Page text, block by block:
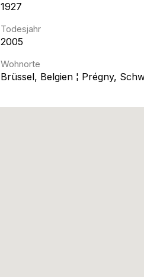
1927
Todesjahr
2005
Wohnorte
Brüssel, Belgien ¦ Prégny,